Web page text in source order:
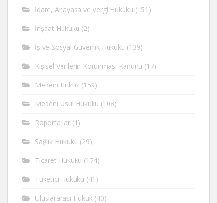
İdare, Anayasa ve Vergi Hukuku (151)
İnşaat Hukuku (2)
İş ve Sosyal Güvenlik Hukuku (139)
Kişisel Verilerin Korunması Kanunu (17)
Medeni Hukuk (159)
Medeni Usul Hukuku (108)
Röportajlar (1)
Sağlık Hukuku (29)
Ticaret Hukuku (174)
Tüketici Hukuku (41)
Uluslararası Hukuk (40)